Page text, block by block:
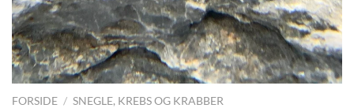
FORSIDE / SNEGLE, KREBS OG KRABBER